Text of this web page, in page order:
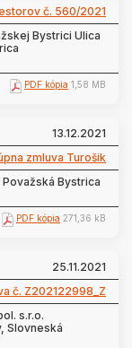
č. 560/2021
Bystrici Ulica
PDF kópia 1,58 MB
13.12.2021
zmluva Turošik
Bystrica
PDF kópia 271,36 kB
25.11.2021
č. Z202122998_Z
s.r.o.
Slovneská